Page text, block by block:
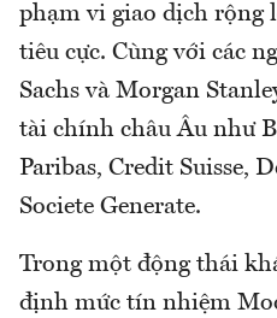
phạm vi giao dịch rộng
tiêu cực. Cùng với các
Sachs và Morgan
tài chính châu Âu như
Paribas, Credit Suisse,
Societe Generate.
Trong một động thái
định mức tín nhiệm